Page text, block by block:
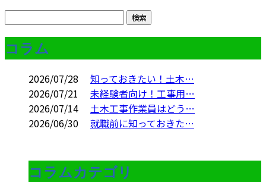
コラム
2026/07/28
知っておきたい！土木…
2026/07/21
未経験者向け！工事用…
2026/07/14
土木工事作業員はどう…
2026/06/30
就職前に知っておきた…
コラムカテゴリ